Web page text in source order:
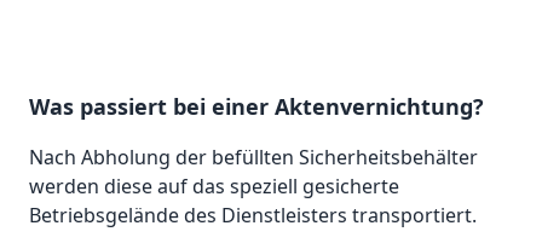
Was passiert bei einer Aktenvernichtung?
Nach Abholung der befüllten Sicherheitsbehälter
werden diese auf das speziell gesicherte
Betriebsgelände des Dienstleisters transportiert.